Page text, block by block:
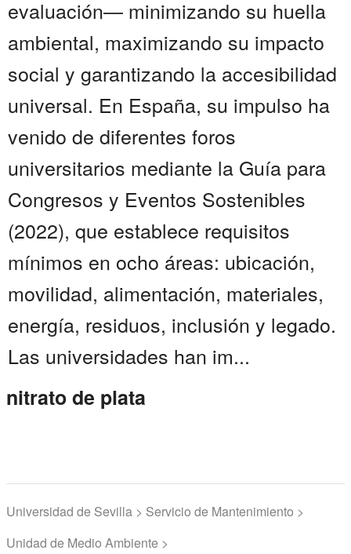
evaluación— minimizando su huella
ambiental, maximizando su impacto
social y garantizando la accesibilidad
universal. En España, su impulso ha
venido de diferentes foros
universitarios mediante la Guía para
Congresos y Eventos Sostenibles
(2022), que establece requisitos
mínimos en ocho áreas: ubicación,
movilidad, alimentación, materiales,
energía, residuos, inclusión y legado.
Las universidades han im...
nitrato de plata
Universidad de Sevilla > Servicio de Mantenimiento >
Unidad de Medio Ambiente >